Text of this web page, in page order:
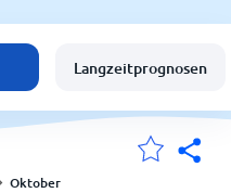
Langzeitprognosen
Oktober